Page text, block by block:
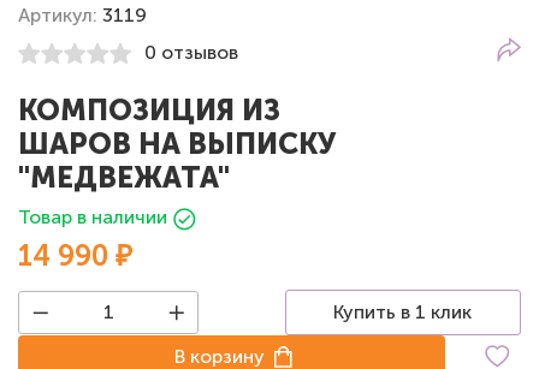
Артикул: 3119
0 отзывов
КОМПОЗИЦИЯ ИЗ
ШАРОВ НА ВЫПИСКУ
"МЕДВЕЖАТА"
Товар в наличии
14 990 ₽
Купить в 1 клик
В корзину